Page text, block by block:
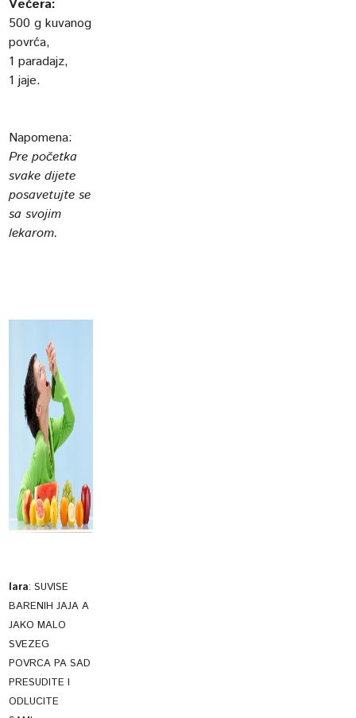
Večera:
500 g kuvanog
povrća,
1 paradajz,
1 jaje.
Napomena:
Pre početka
svake dijete
posavetujte se
sa svojim
lekarom.
lara:SUVISE
BARENIH JAJA A
JAKO MALO
SVEZEG
POVRCA PA SAD
PRESUDITE I
ODLUCITE